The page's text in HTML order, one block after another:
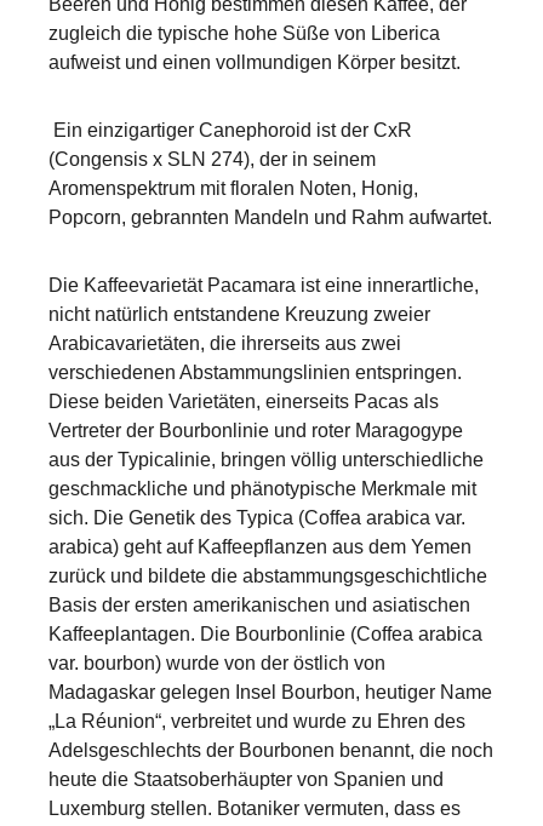
Beeren und Honig bestimmen diesen Kaffee, der
zugleich die typische hohe Süße von Liberica
aufweist und einen vollmundigen Körper besitzt.
Ein einzigartiger Canephoroid ist der CxR
(Congensis x SLN 274), der in seinem
Aromenspektrum mit floralen Noten, Honig,
Popcorn, gebrannten Mandeln und Rahm aufwartet.
Die Kaffeevarietät Pacamara ist eine innerartliche,
nicht natürlich entstandene Kreuzung zweier
Arabicavarietäten, die ihrerseits aus zwei
verschiedenen Abstammungslinien entspringen.
Diese beiden Varietäten, einerseits Pacas als
Vertreter der Bourbonlinie und roter Maragogype
aus der Typicalinie, bringen völlig unterschiedliche
geschmackliche und phänotypische Merkmale mit
sich. Die Genetik des Typica (Coffea arabica var.
arabica) geht auf Kaffeepflanzen aus dem Yemen
zurück und bildete die abstammungsgeschichtliche
Basis der ersten amerikanischen und asiatischen
Kaffeeplantagen. Die Bourbonlinie (Coffea arabica
var. bourbon) wurde von der östlich von
Madagaskar gelegen Insel Bourbon, heutiger Name
„La Réunion“, verbreitet und wurde zu Ehren des
Adelsgeschlechts der Bourbonen benannt, die noch
heute die Staatsoberhäupter von Spanien und
Luxemburg stellen. Botaniker vermuten, dass es